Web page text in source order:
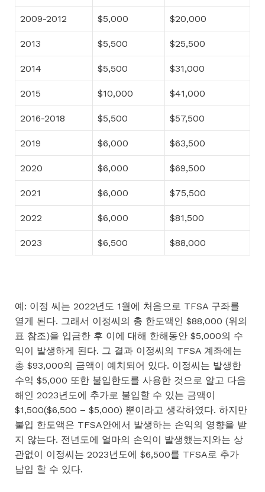
2009-2012 $5,000 $20,000
2013 $5,500 $25,500
2014 $5,500 $31,000
2015 $10,000 $41,000
2016-2018 $5,500 $57,500
2019 $6,000 $63,500
2020 $6,000 $69,500
2021 $6,000 $75,500
2022 $6,000 $81,500
2023 $6,500 $88,000
예: 이정 씨는 2022년도 1월에 처음으로 TFSA 구좌를
열게 된다. 그래서 이정씨의 총 한도액인 $88,000 (위의
표 참조)을 입금한 후 이에 대해 한해동안 $5,000의 수
익이 발생하게 된다. 그 결과 이정씨의 TFSA 계좌에는
총 $93,000의 금액이 예치되어 있다. 이정씨는 발생한
수익 $5,000 또한 불입한도를 사용한 것으로 알고 다음
해인 2023년도에 추가로 불입할 수 있는 금액이
$1,500($6,500 – $5,000) 뿐이라고 생각하였다. 하지만
불입 한도액은 TFSA안에서 발생하는 손익의 영향을 받
지 않는다. 전년도에 얼마의 손익이 발생했는지와는 상
관없이 이정씨는 2023년도에 $6,500를 TFSA로 추가
납입 할 수 있다.